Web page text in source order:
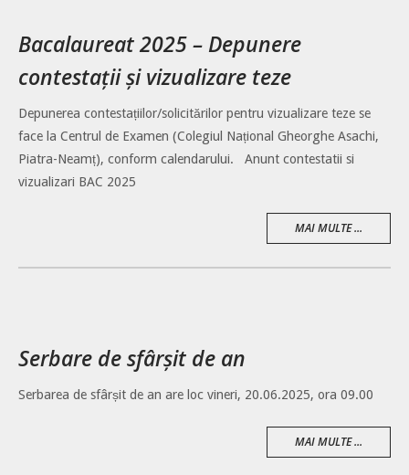
Bacalaureat 2025 – Depunere
contestații și vizualizare teze
Depunerea contestațiilor/solicitărilor pentru vizualizare teze se
face la Centrul de Examen (Colegiul Național Gheorghe Asachi,
Piatra-Neamț), conform calendarului. Anunt contestatii si
vizualizari BAC 2025
MAI MULTE ...
Serbare de sfârșit de an
Serbarea de sfârșit de an are loc vineri, 20.06.2025, ora 09.00
MAI MULTE ...